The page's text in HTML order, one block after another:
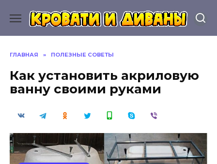
содержанию
ГЛАВНАЯ » ПОЛЕЗНЫЕ СОВЕТЫ
Как установить акриловую
ванну своими руками